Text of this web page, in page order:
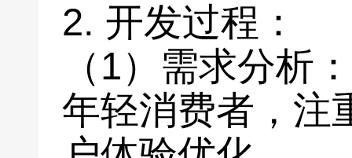
2. 开发过程：
（1）需求分析
年轻消费者，注